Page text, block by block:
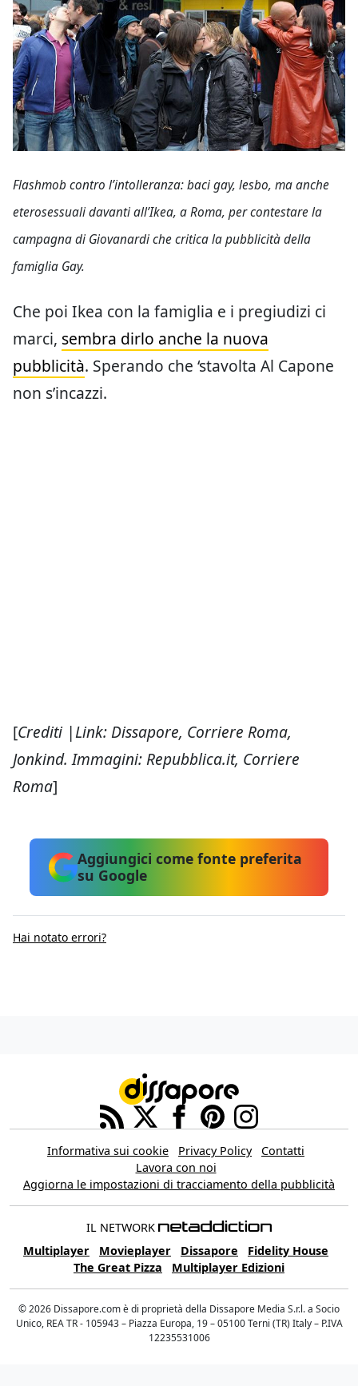
Flashmob contro l’intolleranza: baci gay, lesbo, ma anche
eterosessuali davanti all’Ikea, a Roma, per contestare la
campagna di Giovanardi che critica la pubblicità della
famiglia Gay.
Che poi Ikea con la famiglia e i pregiudizi ci
marci, sembra dirlo anche la nuova
pubblicità. Sperando che ‘stavolta Al Capone
non s’incazzi.
[Crediti |Link: Dissapore, Corriere Roma,
Jonkind. Immagini: Repubblica.it, Corriere
Roma]
Aggiungici come fonte preferita
su Google
Hai notato errori?
Informativa sui cookie Privacy Policy
Contatti
Lavora con noi
Aggiorna le impostazioni di tracciamento della pubblicità
IL NETWORK
Multiplayer
Movieplayer Dissapore
Fidelity House
The Great Pizza
Multiplayer Edizioni
© 2026 Dissapore.com è di proprietà della Dissapore Media S.r.l. a Socio
Unico, REA TR - 105943 – Piazza Europa, 19 – 05100 Terni (TR) Italy – P.IVA
12235531006